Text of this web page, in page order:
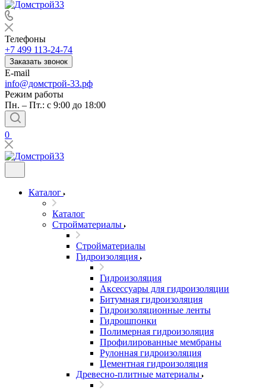
Телефоны
+7 499 113-24-74
Заказать звонок
E-mail
info@домстрой-33.рф
Режим работы
Пн. – Пт.: с 9:00 до 18:00
0
Каталог
Каталог
Стройматериалы
Стройматериалы
Гидроизоляция
Гидроизоляция
Аксессуары для гидроизоляции
Битумная гидроизоляция
Гидроизоляционные ленты
Гидрошпонки
Полимерная гидроизоляция
Профилированные мембраны
Рулонная гидроизоляция
Цементная гидроизоляция
Древесно-плитные материалы